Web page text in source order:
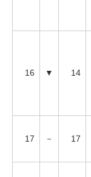
16 ▼ 14
17 － 17